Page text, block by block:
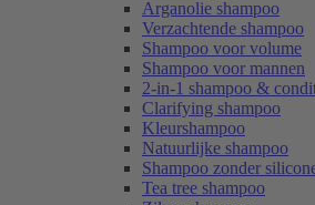
Arganolie shampoo
Verzachtende shampoo
Shampoo voor volume
Shampoo voor mannen
2-in-1 shampoo &
Clarifying shampoo
Kleurshampoo
Natuurlijke shampoo
Shampoo zonder
Tea tree shampoo